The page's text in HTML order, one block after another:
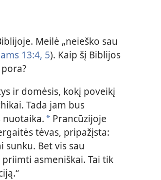
Meilė „neieško sau
13:4, 5). Kaip šį Biblijos
ir domėsis, kokį poveikį
Tada jam bus
nuotaika. * Prancūzijoje
tėvas, pripažįsta:
sunku. Bet vis sau
asmeniškai. Tai tik